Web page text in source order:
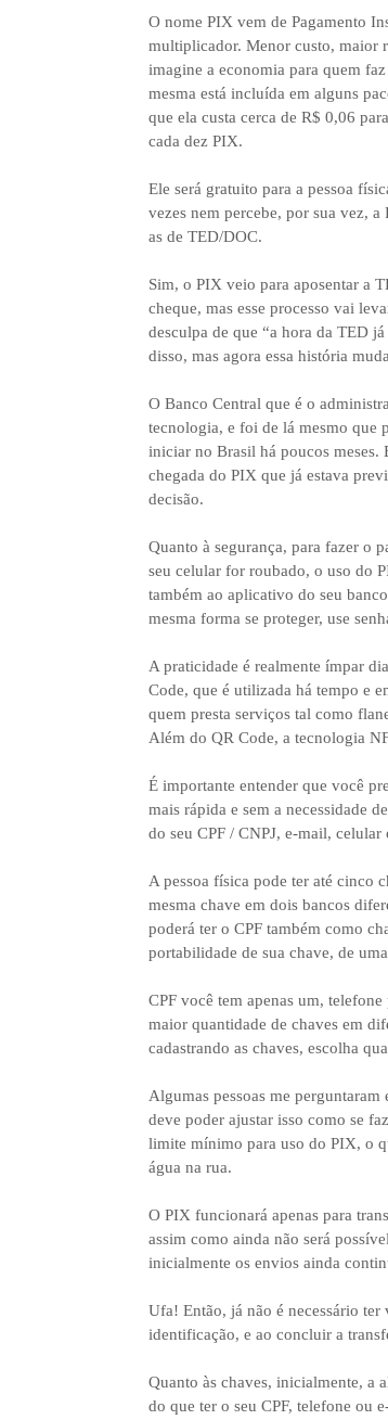
O nome PIX vem de Pagamento
multiplicador. Menor custo, maior
imagine a economia para quem
mesma está incluída em alguns
que ela custa cerca de R$ 0,06
cada dez PIX.
Ele será gratuito para a pessoa
vezes nem percebe, por sua vez,
as de TED/DOC.
Sim, o PIX veio para aposentar a
cheque, mas esse processo vai
desculpa de que “a hora da TED
disso, mas agora essa história
O Banco Central que é o
tecnologia, e foi de lá mesmo que
iniciar no Brasil há poucos meses.
chegada do PIX que já estava
decisão.
Quanto à segurança, para fazer o
seu celular for roubado, o uso do
também ao aplicativo do seu
mesma forma se proteger, use
A praticidade é realmente ímpar
Code, que é utilizada há tempo e
quem presta serviços tal como
Além do QR Code, a tecnologia
É importante entender que você
mais rápida e sem a necessidade
do seu CPF / CNPJ, e-mail,
A pessoa física pode ter até cinco
mesma chave em dois bancos
poderá ter o CPF também como
portabilidade de sua chave, de
CPF você tem apenas um,
maior quantidade de chaves em
cadastrando as chaves, escolha
Algumas pessoas me
deve poder ajustar isso como se
limite mínimo para uso do PIX, o
água na rua.
O PIX funcionará apenas para
assim como ainda não será
inicialmente os envios ainda
Ufa! Então, já não é necessário ter
identificação, e ao concluir a
Quanto às chaves, inicialmente, a
do que ter o seu CPF, telefone ou